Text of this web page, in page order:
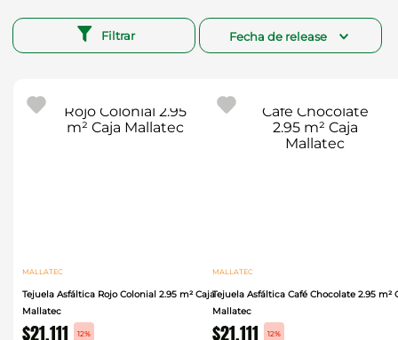
Filtrar Fecha de release
MALLATEC
Tejuela Asfáltica Rojo Colonial 2.95 m² Caja
Mallatec
$21.111 12%
MALLATEC
Tejuela Asfáltica Café Chocolate 2.95 m²
Mallatec
$21.111 12%